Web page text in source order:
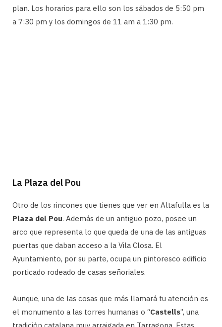
plan. Los horarios para ello son los sábados de 5:50 pm
a 7:30 pm y los domingos de 11 am a 1:30 pm.
La Plaza del Pou
Otro de los rincones que tienes que ver en Altafulla es la
Plaza del Pou. Además de un antiguo pozo, posee un
arco que representa lo que queda de una de las antiguas
puertas que daban acceso a la Vila Closa. El
Ayuntamiento, por su parte, ocupa un pintoresco edificio
porticado rodeado de casas señoriales.
Aunque, una de las cosas que más llamará tu atención es
el monumento a las torres humanas o “Castells”, una